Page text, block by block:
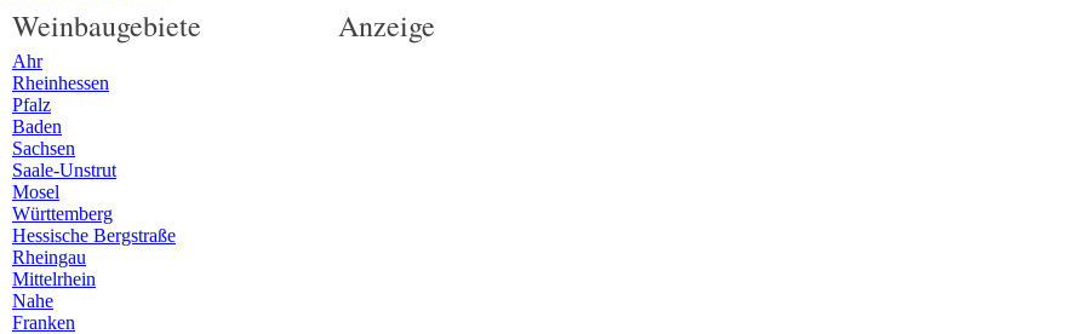
Weinbaugebiete
Ahr
Rheinhessen
Pfalz
Baden
Sachsen
Saale-Unstrut
Mosel
Württemberg
Hessische Bergstraße
Rheingau
Mittelrhein
Nahe
Franken
Anzeige